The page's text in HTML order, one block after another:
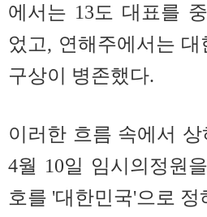
에서는 13도 대표를
었고, 연해주에서는
구상이 병존했다.
이러한 흐름 속에서
4월 10일 임시의정원
호를 '대한민국'으로